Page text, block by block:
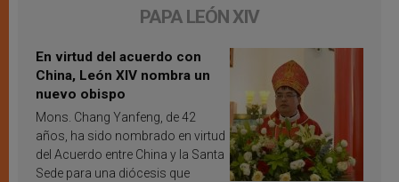
PAPA LEÓN XIV
En virtud del acuerdo con
China, León XIV nombra un
nuevo obispo
Mons. Chang Yanfeng, de 42
años, ha sido nombrado en virtud
del Acuerdo entre China y la Santa
Sede para una diócesis que